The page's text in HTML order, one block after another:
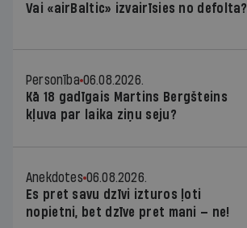
Vai «airBaltic» izvairīsies no defolta?
Personība 06.08.2026.
Kā 18 gadīgais Martins Bergšteins
kļuva par laika ziņu seju?
Anekdotes 06.08.2026.
Es pret savu dzīvi izturos ļoti
nopietni, bet dzīve pret mani — ne!